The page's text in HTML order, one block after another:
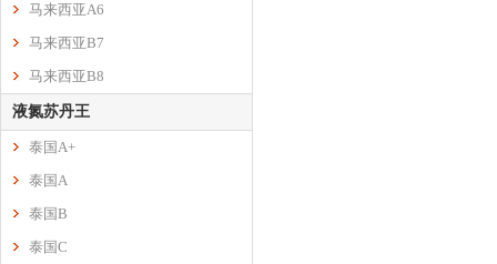
马来西亚A6
马来西亚B7
马来西亚B8
液氮苏丹王
泰国A+
泰国A
泰国B
泰国C